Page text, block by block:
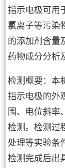
指示电极可用
氯离子等污染
的添加剂含量
药物成分分析
检测概要：本
指示电极的外
围、电位斜率
检测。检测过
处理等实验条
检测完成后出